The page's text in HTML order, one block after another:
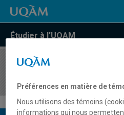
Étudier à l'UQAM
COURS//
Préférences en matière de
Nous utilisons des témoins
informations qui nous